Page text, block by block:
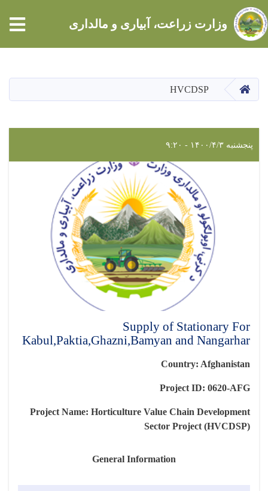
content
وزارت زراعت، آبیاری و مالداری
HOME
HVCDSP
پنجشنبه ۱۴۰۰/۴/۳ - ۹:۲۰
Supply of Stationary For
Kabul,Paktia,Ghazni,Bamyan and Nangarhar
Country: Afghanistan
Project ID: 0620-AFG
Project Name: Horticulture Value Chain Development
Sector Project (HVCDSP)
General Information